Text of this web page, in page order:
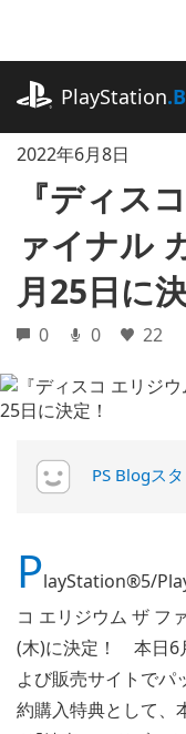
に
ッ
PlayStation
2022年6月8日
『ディス
ァイナル
月25日に
0 0 22
PS Blogス
PlayStation®5/
コ エリジウム ザ フ
(木)に決定！ 本日6
よび販売サイトでパ
約購入特典として、